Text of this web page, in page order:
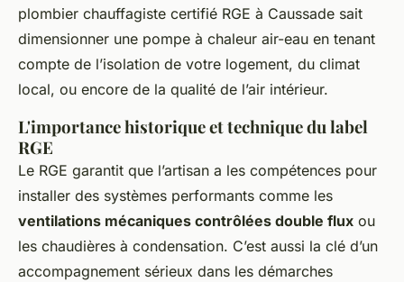
plombier chauffagiste certifié RGE à Caussade sait
dimensionner une pompe à chaleur air-eau en tenant
compte de l’isolation de votre logement, du climat
local, ou encore de la qualité de l’air intérieur.
L'importance historique et technique du label
RGE
Le RGE garantit que l’artisan a les compétences pour
installer des systèmes performants comme les
ventilations mécaniques contrôlées double flux ou
les chaudières à condensation. C’est aussi la clé d’un
accompagnement sérieux dans les démarches